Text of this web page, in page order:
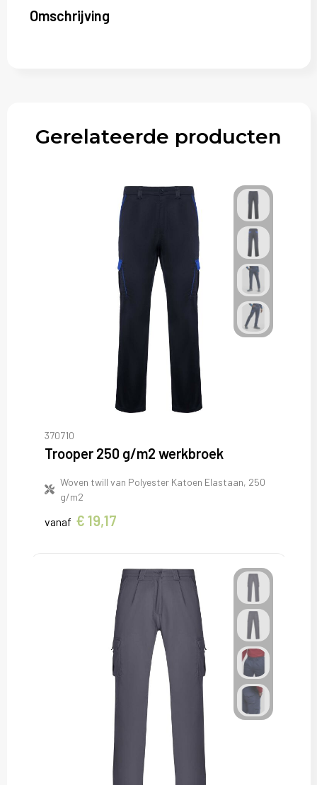
Omschrijving
Gerelateerde producten
370710
Trooper 250 g/m2 werkbroek
Woven twill van Polyester Katoen Elastaan, 250
g/m2
vanaf € 19,17